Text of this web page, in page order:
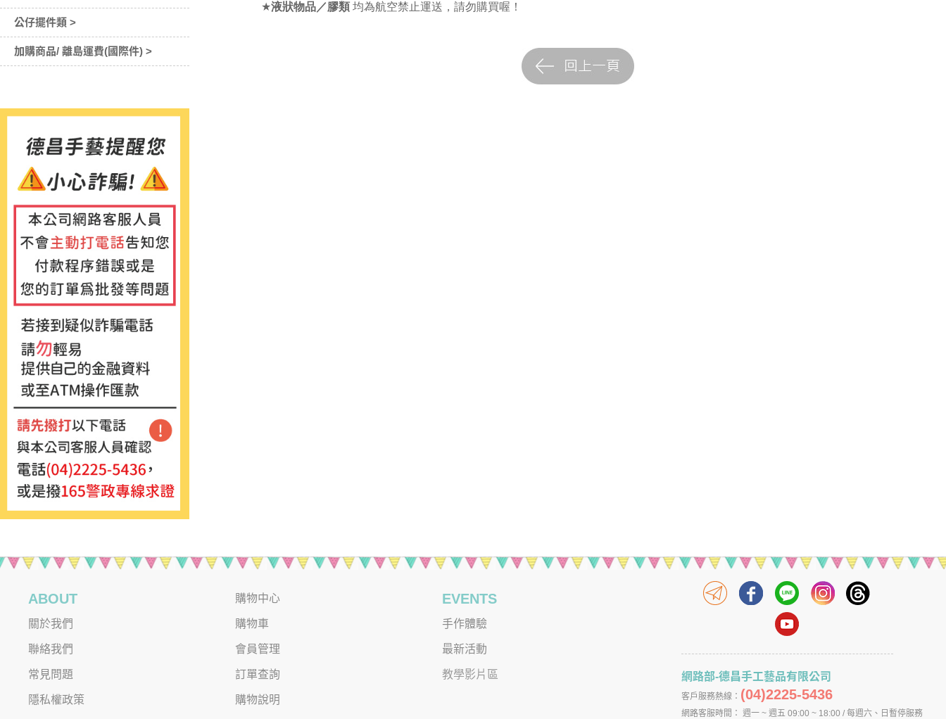
公仔擺件類 >
加購商品/ 離島運費(國際件) >
★液狀物品／膠類均為航空禁止運送，請勿購買喔！
ABOUT
關於我們
聯絡我們
常見問題
隱私權政策
購物中心
購物車
會員管理
訂單查詢
購物說明
EVENTS
手作體驗
最新活動
教學影片區 網路部-德昌手工藝品有限公司
客戶服務熱線： (04)2225-5436
網路客服時間： 週一 ~ 週五 09:00 ~ 18:00 / 每週六、日暫停服務